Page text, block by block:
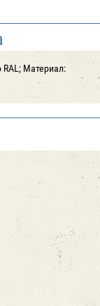
Материал: